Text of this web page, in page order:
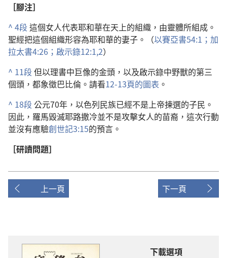
［腳注］
^ 4段這個女人代表耶和華在天上的組織，由靈體所組成。
聖經把這個組織形容為耶和華的妻子。（以賽亞書54:1； 加
拉太書4:26； 啟示錄12:1,2）
^ 11段但以理書中巨像的金頭，以及啟示錄中野獸的第三
個頭，都象徵巴比倫。請看12-13頁的圖表 。
^ 18段公元70年，以色列民族已經不是上帝揀選的子民。
因此，羅馬毀滅耶路撒冷並不是攻擊女人的苗裔，這次行動
並沒有應驗創世記3:15的預言。
［研讀問題］
上一頁 下一頁
下載選項